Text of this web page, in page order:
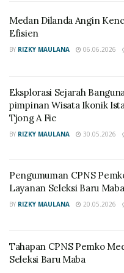
pimpinan agar pelamar
tugas masing-masing
Medan Dilanda Angin
Eksplorasi Sejarah
Wisata Ikonik Istana
https://infaktual.com/
lengkap-jadwal-
Medan Dilanda Angin
Efisien
BY RIZKY MAULANA 06.06.2026
Eksplorasi Sejarah
pimpinan Wisata Ikonik
Tjong A Fie
BY RIZKY MAULANA 30.05.2026
Pengumuman CPNS
Layanan Seleksi Baru Maba
BY RIZKY MAULANA 20.05.2026
Tahapan CPNS Pemko
Seleksi Baru Maba